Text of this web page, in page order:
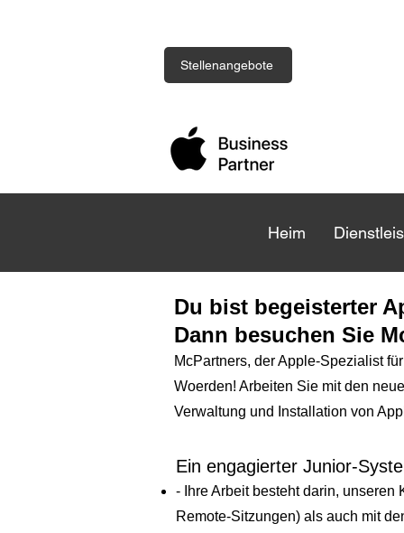
Stellenangebote
Heim
Heim
Du bist begeisterter
Dann besuchen Sie
McPartners, der Apple-Spezialist
Woerden! Arbeiten Sie mit den
Verwaltung und Installation von
Ein engagierter Junior-
- Ihre Arbeit besteht darin,
Remote-Sitzungen) als auch mit